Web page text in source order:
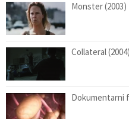
Monster (2003)
Collateral (2004)
Dokumentarni